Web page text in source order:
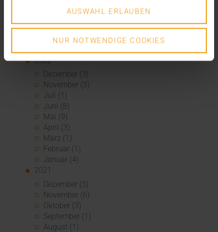
AUSWAHL ERLAUBEN
NUR NOTWENDIGE COOKIES
März (3)
Februar (3)
Januar (3)
2022
Dezember (3)
November (3)
Juli (1)
Juni (8)
Mai (9)
April (3)
März (1)
Februar (1)
Januar (4)
2021
Dezember (5)
November (6)
Oktober (3)
September (1)
August (1)